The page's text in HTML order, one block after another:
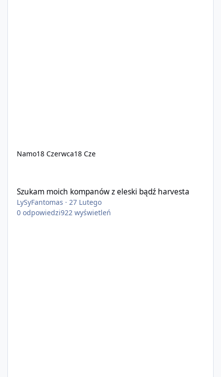
Namo18 Czerwca18 Cze
Szukam moich kompanów z eleski bądź harvesta
LySyFantomas ·27 Lutego
0 odpowiedzi922 wyświetleń